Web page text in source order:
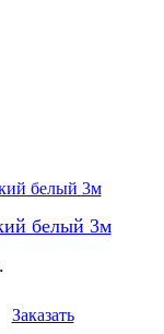
белый 3м
Заказать